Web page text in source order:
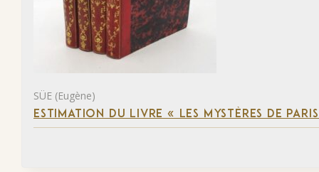
SÜE (Eugène)
ESTIMATION DU LIVRE « LES MYSTÈRES DE